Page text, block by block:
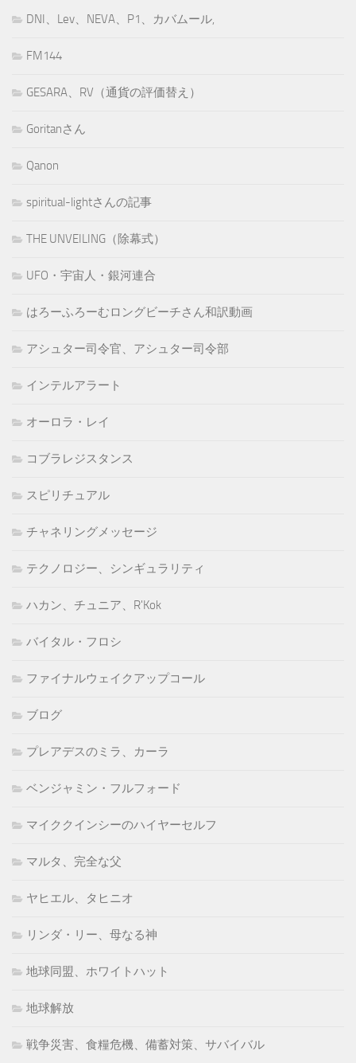
DNI、Lev、NEVA、P1、カバムール,
FM144
GESARA、RV（通貨の評価替え）
Goritanさん
Qanon
spiritual-lightさんの記事
THE UNVEILING（除幕式）
UFO・宇宙人・銀河連合
はろーふろーむロングビーチさん和訳動画
アシュター司令官、アシュター司令部
インテルアラート
オーロラ・レイ
コブラレジスタンス
スピリチュアル
チャネリングメッセージ
テクノロジー、シンギュラリティ
ハカン、チュニア、R'Kok
バイタル・フロシ
ファイナルウェイクアップコール
ブログ
プレアデスのミラ、カーラ
ベンジャミン・フルフォード
マイククインシーのハイヤーセルフ
マルタ、完全な父
ヤヒエル、タヒニオ
リンダ・リー、母なる神
地球同盟、ホワイトハット
地球解放
戦争災害、食糧危機、備蓄対策、サバイバル